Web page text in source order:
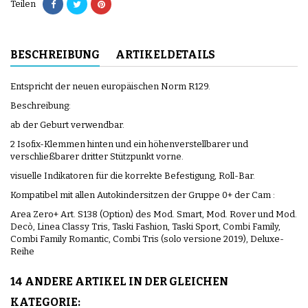
Teilen
BESCHREIBUNG ARTIKELDETAILS
Entspricht der neuen europäischen Norm R129.
Beschreibung:
ab der Geburt verwendbar.
2 Isofix-Klemmen hinten und ein höhenverstellbarer und
verschließbarer dritter Stützpunkt vorne.
visuelle Indikatoren für die korrekte Befestigung, Roll-Bar.
Kompatibel mit allen Autokindersitzen der Gruppe 0+ der Cam :
Area Zero+ Art. S138 (Option) des Mod. Smart, Mod. Rover und Mod.
Decò, Linea Classy Tris, Taski Fashion, Taski Sport, Combi Family,
Combi Family Romantic, Combi Tris (solo versione 2019), Deluxe-
Reihe
14 ANDERE ARTIKEL IN DER GLEICHEN
KATEGORIE: